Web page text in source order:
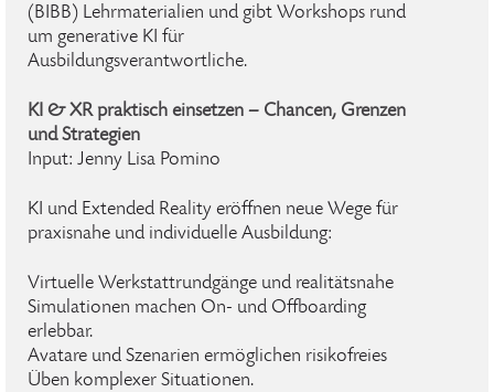
(BIBB) Lehrmaterialien und gibt Workshops rund
um generative KI für
Ausbildungsverantwortliche.
KI & XR praktisch einsetzen – Chancen, Grenzen
und Strategien
Input: Jenny Lisa Pomino
KI und Extended Reality eröffnen neue Wege für
praxisnahe und individuelle Ausbildung:
Virtuelle Werkstattrundgänge und realitätsnahe
Simulationen machen On- und Offboarding
erlebbar.
Avatare und Szenarien ermöglichen risikofreies
Üben komplexer Situationen.